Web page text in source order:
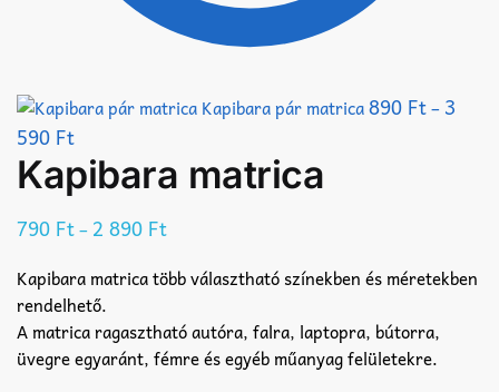
Kapibara pár matrica890 Ft– 3
590 Ft
Kapibara matrica
790 Ft– 2 890 Ft
Kapibara matrica több választható színekben és méretekben
rendelhető.
A matrica ragasztható autóra, falra, laptopra, bútorra,
üvegre egyaránt, fémre és egyéb műanyag felületekre.